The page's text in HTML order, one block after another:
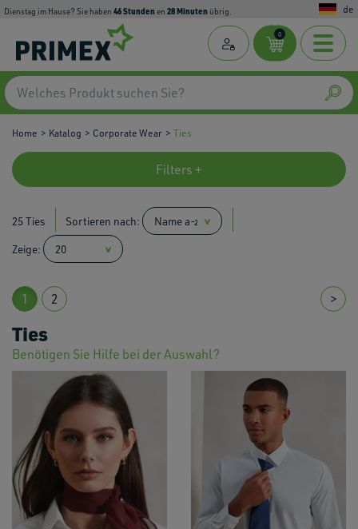
Dienstag im Hause? Sie haben 46Stunden en 28Minuten übrig. de
0
Home Katalog Corporate Wear Ties
Filters +
25 Ties Sortieren nach:
Zeige:
1 2 >
Ties
Benötigen Sie Hilfe bei der Auswahl?